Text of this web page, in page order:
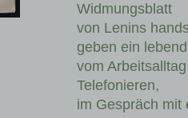
Widmungsblatt
von Lenins
geben ein
vom
Telefonieren,
im Gespräch mit